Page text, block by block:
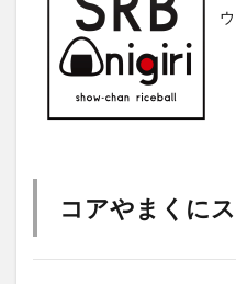
コアやまくに